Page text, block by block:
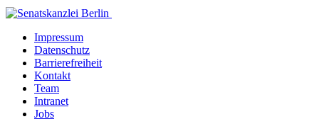
Impres­sum
Daten­schutz
Bar­rie­re­frei­heit
Kon­takt
Team
Intra­net
Jobs